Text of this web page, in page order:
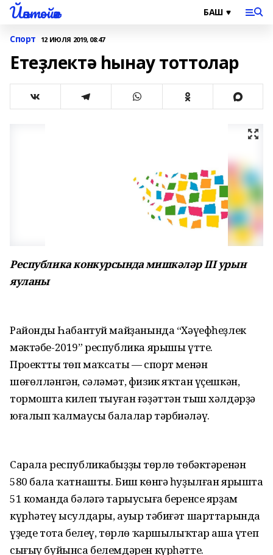
Йәнтөйәк
Спорт 12 ИЮЛЯ 2019, 08:47
Етеҙлектә һынау тоттолар
Республика конкурсында мишкәләр III урын
яуланы
Райондың Һабантуй майҙанында “Хәүефһеҙлек
мәктәбе-2019” республика ярышы үтте.
Проекттың төп маҡсаты — спорт менән
шөғөлләнгән, сәләмәт, физик яҡтан үҫешкән,
тормошта килеп тыуған ғәҙәттән тыш хәлдәрҙә
юғалып ҡалмаусы балалар тәрбиәләү.
Сарала республикабыҙҙың төрлө төбәктәренән
580 бала ҡатнашты. Биш көнгә һуҙылған ярышта
51 команда бәләгә тарыусыға беренсе ярҙам
күрһәтеү ысулдары, ауыр тәбиғәт шарттарында
үҙеңде тота белеү, төрлө ҡаршылыҡтар аша үтеп
сығыу буйынса белемдәрен күрһәтте.